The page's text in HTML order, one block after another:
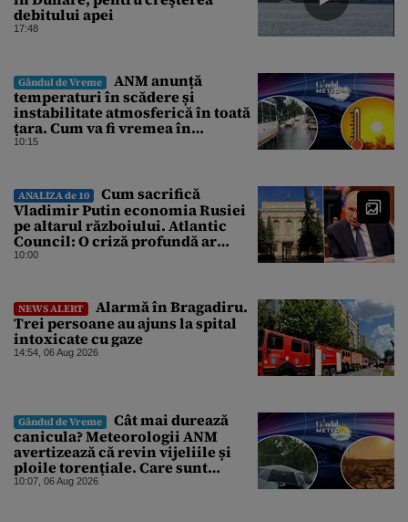
debitului apei
17:48
Gândul de Vreme
ANM anunță
temperaturi în scădere și
instabilitate atmosferică în toată
țara. Cum va fi vremea în
București și când vin vijeliile
10:15
ANALIZA de 10
Cum sacrifică
Vladimir Putin economia Rusiei
pe altarul războiului. Atlantic
Council: O criză profundă ar
putea forța Kremlinul să apeleze
10:00
NEWS ALERT
Alarmă în Bragadiru.
Trei persoane au ajuns la spital
intoxicate cu gaze
14:54, 06 Aug 2026
Gândul de Vreme
Cât mai durează
canicula? Meteorologii ANM
avertizează că revin vijeliile și
ploile torențiale. Care sunt
zonele vizate, începând chiar de
10:07, 06 Aug 2026